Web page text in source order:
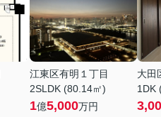
江東区有明１丁目
2SLDK (80.14㎡)
1億5,000万円
大田
1DK